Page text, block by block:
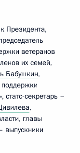
Президента,
ветеранов
их семей,
Бабушкин,
поддержки
статс-секретарь –
,
главы
выпускники